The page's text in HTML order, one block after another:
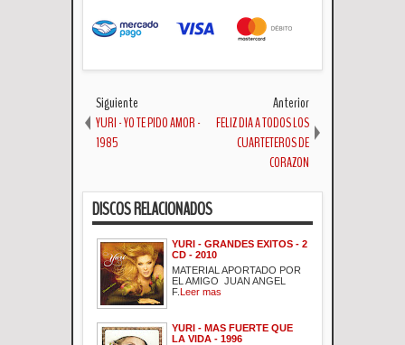
Siguiente
YURI - YO TE PIDO AMOR -
1985
Anterior
FELIZ DIA A TODOS LOS
CUARTETEROS DE
CORAZON
DISCOS RELACIONADOS
YURI - GRANDES EXITOS - 2
CD - 2010
MATERIAL APORTADO POR
EL AMIGO JUAN ANGEL
F.Leer mas
YURI - MAS FUERTE QUE
LA VIDA - 1996